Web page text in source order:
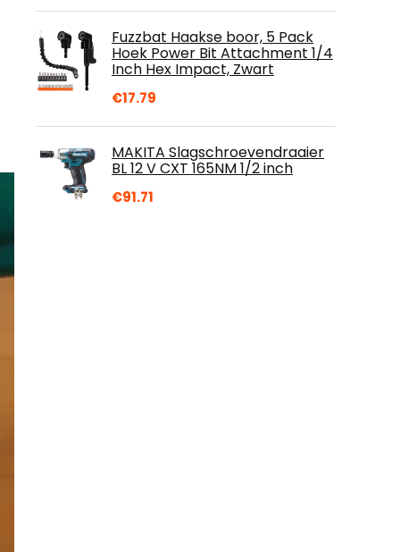
Fuzzbat Haakse boor, 5 Pack
Hoek Power Bit Attachment 1/4
Inch Hex Impact, Zwart
€17.79
MAKITA Slagschroevendraaier
BL 12 V CXT 165NM 1/2 inch
€91.71